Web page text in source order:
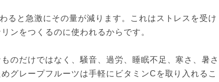
ると急激にその量が減ります。これはストレスを受け
ンをつくるのに使われるからです。
のだけではなく、騒音、過労、睡眠不足、寒さ、暑さ
グレープフルーツは手軽にビタミンCを取り入れるこ